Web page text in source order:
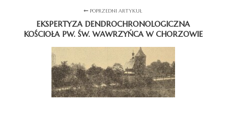
POPRZEDNI ARTYKUŁ
EKSPERTYZA DENDROCHRONOLOGICZNA
KOŚCIOŁA PW. ŚW. WAWRZYŃCA W CHORZOWIE